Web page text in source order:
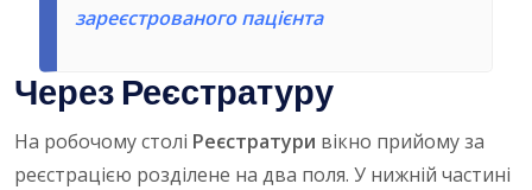
зареєстрованого пацієнта
Через Реєстратуру
На робочому столі Реєстратури вікно прийому за
реєстрацією розділене на два поля. У нижній частині